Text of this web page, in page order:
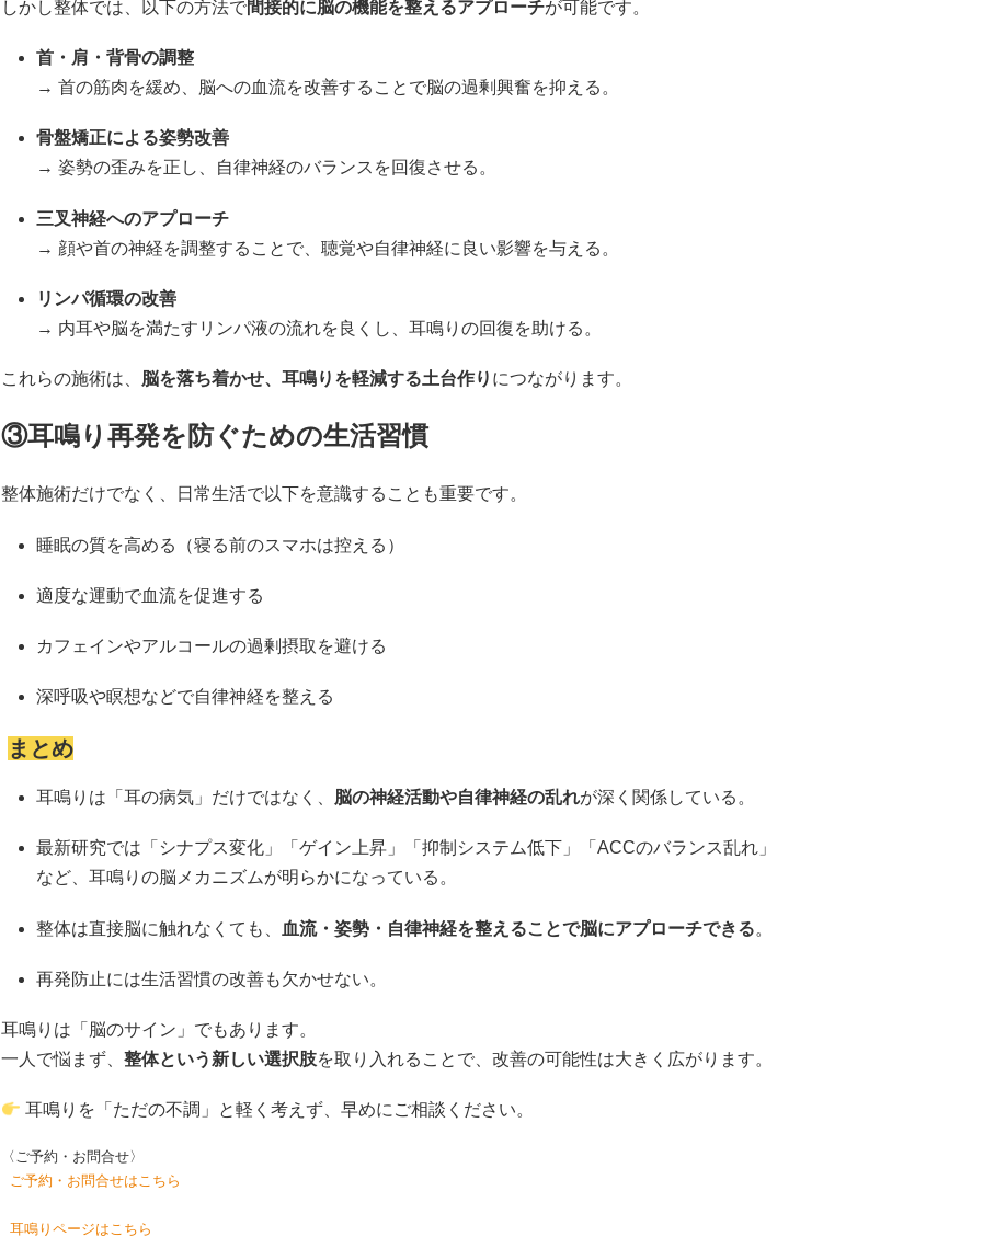
しかし整体では、以下の方法で間接的に脳の機能を整えるアプローチが可能です。
首・肩・背骨の調整
→ 首の筋肉を緩め、脳への血流を改善することで脳の過剰興奮を抑える。
骨盤矯正による姿勢改善
→ 姿勢の歪みを正し、自律神経のバランスを回復させる。
三叉神経へのアプローチ
→ 顔や首の神経を調整することで、聴覚や自律神経に良い影響を与える。
リンパ循環の改善
→ 内耳や脳を満たすリンパ液の流れを良くし、耳鳴りの回復を助ける。
これらの施術は、 脳を落ち着かせ、耳鳴りを軽減する土台作り につながります。
③耳鳴り再発を防ぐための生活習慣
整体施術だけでなく、日常生活で以下を意識することも重要です。
睡眠の質を高める（寝る前のスマホは控える）
適度な運動で血流を促進する
カフェインやアルコールの過剰摂取を避ける
深呼吸や瞑想などで自律神経を整える
まとめ
耳鳴りは「耳の病気」だけではなく、 脳の神経活動や自律神経の乱れが深く関係している。
最新研究では「シナプス変化」「ゲイン上昇」「抑制システム低下」「ACCのバランス乱れ」
など、耳鳴りの脳メカニズムが明らかになっている。
整体は直接脳に触れなくても、 血流・姿勢・自律神経を整えることで脳にアプローチできる。
再発防止には生活習慣の改善も欠かせない。
耳鳴りは「脳のサイン」でもあります。
一人で悩まず、 整体という新しい選択肢を取り入れることで、改善の可能性は大きく広がります。
耳鳴りを「ただの不調」と軽く考えず、早めにご相談ください。
〈ご予約・お問合せ〉